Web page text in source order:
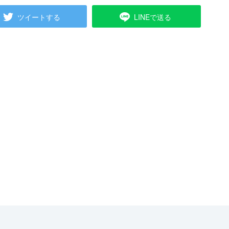
ツイートする LINEで送る